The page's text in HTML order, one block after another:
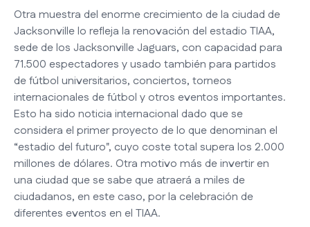
Otra muestra del enorme crecimiento de la ciudad de
Jacksonville lo refleja la renovación del estadio TIAA,
sede de los Jacksonville Jaguars, con capacidad para
71.500 espectadores y usado también para partidos
de fútbol universitarios, conciertos, torneos
internacionales de fútbol y otros eventos importantes.
Esto ha sido noticia internacional dado que se
considera el primer proyecto de lo que denominan el
“estadio del futuro", cuyo coste total supera los 2.000
millones de dólares. Otra motivo más de invertir en
una ciudad que se sabe que atraerá a miles de
ciudadanos, en este caso, por la celebración de
diferentes eventos en el TIAA.